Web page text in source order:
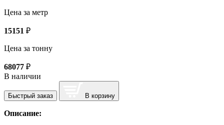
Цена за метр
15151 ₽
Цена за тонну
68077 ₽
В наличии
Быстрый заказ В корзину
Описание: